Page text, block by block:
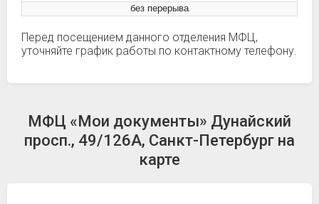
без перерыва
Перед посещением данного отделения МФЦ,
уточняйте график работы по контактному телефону.
МФЦ «Мои документы» Дунайский
просп., 49/126А, Санкт-Петербург на
карте